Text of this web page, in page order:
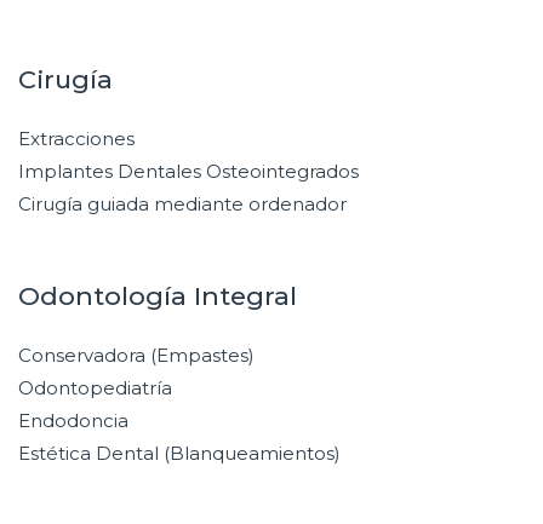
Cirugía
Extracciones
Implantes Dentales Osteointegrados
Cirugía guiada mediante ordenador
Odontología Integral
Conservadora (Empastes)
Odontopediatría
Endodoncia
Estética Dental (Blanqueamientos)